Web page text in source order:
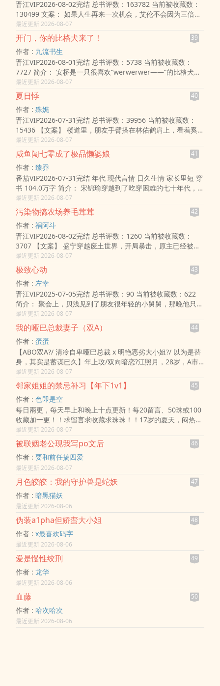
晋江VIP2026-08-02完结 总书评数：163782 当前被收藏数：
130499 文案： 如果人生再来一次机会，艾伦不会因为三倍的
工资踏上那艘星舰，如果没有踏上那艘星舰，他或许可以娶个
老婆、生个孩子、熬到..
最近更新 2026-08-07
开门，你的比格犬来了！ 39
作者 : 九流书生
晋江VIP2026-08-01完结 总书评数：5738 当前被收藏数：
7727 简介： 安桥是一只很喜欢“werwerwer——”的比格犬，
在将主人一家折磨了五年，搬家三次之后，它在一个风和日丽
的下午寿终正寝了。 也..
最近更新 2026-08-07
夏日悸 40
作者 :殊娓
晋江VIP2026-07-31完结 总书评数：39956 当前被收藏数：
15436 【文案】 楼道里，朋友手臂搭在林佑鹤肩上，看着奚
湜远去的背影：“你邻居好漂亮啊，认识吗？” 林佑鹤摸着白色
高领毛衣的领口：“..
最近更新 2026-08-07
咸鱼闯七零成了极品懒婆娘 41
作者 :臻乔
番茄VIP2026-07-31完结 年代 现代言情 日久生情 家长里短 穿
书 104.0万字 简介： 宋锦瑜穿越到了吃穿困难的七十年代，
成为了书中的炮灰女配的路人妈妈，死得早，只在炮灰女配的
回忆里出现过。..
最近更新 2026-08-07
污染物搞农场养毛茸茸 42
作者 :祸阿斗
晋江VIP2026-08-02完结 总书评数：1260 当前被收藏数：
3707 【文案】 盛宁穿越废土世界，开局暴击，原主已经被渣
男堂妹害成了污染物。 好在绑定一个自然系统，只要种田，就
能继续当人。 ..
最近更新 2026-08-07
极致心动 43
作者 :左幸
晋江VIP2025-07-05完结 总书评数：90 当前被收藏数：622
简介： 聚会上，贝浅见到了朋友很年轻的小舅舅，那晚他只是
随意看了她一眼，她却再也移不开眼。 朋友说，墨寻不可一
世，追他宛如摘星..
最近更新 2026-08-07
我的哑巴总裁妻子（双A） 44
作者 :蛋蛋
【ABO双A?/ 清冷自卑哑巴总裁 x 明艳恶劣大小姐?/ 以为是替
身，其实是蓄谋已久】年上攻/双向暗恋?江照月，28岁，A市
商界霸主，在外人眼中因病失声残疾，导致原本温柔的性子变
得阴郁，常人不敢靠近。卫青云，21岁，卫氏千金，时尚品牌
创始人，张扬明艳，性情恶劣。?一场联姻，让两个alpha走到
了一起。江照月认定卫青云嫁她，是因为她这张脸像极了妹妹
——那个更年轻、更健全、卫青云大学时曾喜欢过的人
最近更新 2026-08-07
邻家姐姐的禁忌补习【年下1v1】 45
作者 :色即是空
每日兩更，每天早上和晚上十点更新！每20留言、50珠或100
收藏加一更！！求留言求收藏求珠珠！！17岁的夏天，闷热的
楼道，26岁的她穿着藕粉色连衣裙擦肩而过。她是苏婉，高考
630分的“别人家孩子”，北京打拼三年后倦鸟归巢的都市白
领。他是林浩，篮球场上挥汗如雨、数学却只考39分的问题少
年。她皮肤白得晃眼，身材丰满到让人挪不开视线，如今成了
他每周三次单独补习的私人老师。??空调低鸣的房间里，空气
却越
最近更新 2026-08-07
被联姻老公现我写po文后 46
作者 :要和前任搞四爱
最近更新 2026-08-07
月色皎皎：我的守护兽是蛇妖 47
作者 :暗黑猫妖
最近更新 2026-08-06
伪装a1pha但娇蛮大小姐 48
作者 :x最喜欢码字
最近更新 2026-08-06
爱是慢性绞刑 49
作者 :龙华
最近更新 2026-08-06
血藤 50
作者 :哈次哈次
最近更新 2026-08-06